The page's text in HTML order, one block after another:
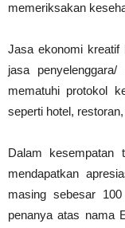
memeriksakan
Jasa ekonomi kreatif
jasa
mematuhi protokol
seperti hotel,
Dalam kesempatan
mendapatkan
masing sebesar
penanya atas nama